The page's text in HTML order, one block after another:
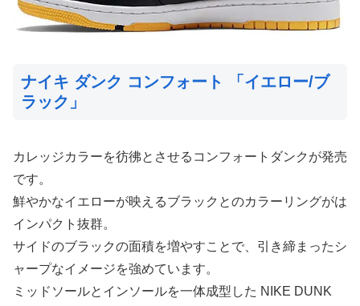
ナイキ ダンク コンフォート 「イエロー/ブ
ラック」
カレッジカラーを彷彿とさせるコンフォートダンクが発売
です。
鮮やかなイエローが映えるブラックとのカラーリングがは
インパクト抜群。
サイドのブラックの面積を増やすことで、引き締まったシ
ャープなイメージを強めています。
ミッドソールとインソールを一体成型した NIKE DUNK